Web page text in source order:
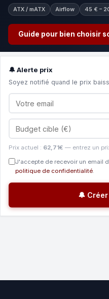
ATX / mATX Airflow 45 € –
Guide pour bien choisir
🔔 Alerte prix
Soyez notifié quand le prix
Prix actuel : 62,71€ — entrez un
J'accepte de recevoir un email
politique de confidentialité.
🔔